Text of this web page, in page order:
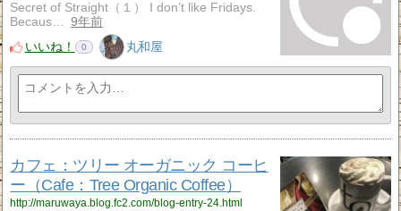
Secret of Straight（１） I don’t like Fridays.
Becaus…
9年前
いいね！
0 丸和屋
カフェ：ツリー オーガニック コーヒ
ー（Cafe：Tree Organic Coffee）
http://maruwaya.blog.fc2.com/blog-entry-24.html